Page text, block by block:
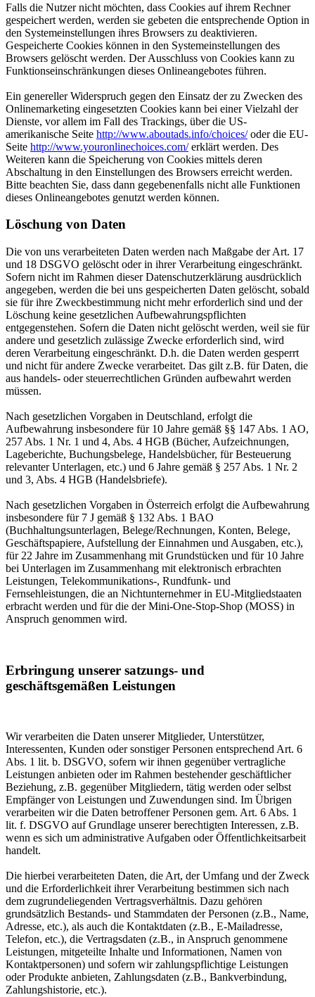
Falls die Nutzer nicht möchten, dass Cookies auf ihrem Rechner
gespeichert werden, werden sie gebeten die entsprechende Option in
den Systemeinstellungen ihres Browsers zu deaktivieren.
Gespeicherte Cookies können in den Systemeinstellungen des
Browsers gelöscht werden. Der Ausschluss von Cookies kann zu
Funktionseinschränkungen dieses Onlineangebotes führen.
Ein genereller Widerspruch gegen den Einsatz der zu Zwecken des
Onlinemarketing eingesetzten Cookies kann bei einer Vielzahl der
Dienste, vor allem im Fall des Trackings, über die US-
amerikanische Seite http://www.aboutads.info/choices/oder die EU-
Seite http://www.youronlinechoices.com/erklärt werden. Des
Weiteren kann die Speicherung von Cookies mittels deren
Abschaltung in den Einstellungen des Browsers erreicht werden.
Bitte beachten Sie, dass dann gegebenenfalls nicht alle Funktionen
dieses Onlineangebotes genutzt werden können.
Löschung von Daten
Die von uns verarbeiteten Daten werden nach Maßgabe der Art. 17
und 18 DSGVO gelöscht oder in ihrer Verarbeitung eingeschränkt.
Sofern nicht im Rahmen dieser Datenschutzerklärung ausdrücklich
angegeben, werden die bei uns gespeicherten Daten gelöscht, sobald
sie für ihre Zweckbestimmung nicht mehr erforderlich sind und der
Löschung keine gesetzlichen Aufbewahrungspflichten
entgegenstehen. Sofern die Daten nicht gelöscht werden, weil sie für
andere und gesetzlich zulässige Zwecke erforderlich sind, wird
deren Verarbeitung eingeschränkt. D.h. die Daten werden gesperrt
und nicht für andere Zwecke verarbeitet. Das gilt z.B. für Daten, die
aus handels- oder steuerrechtlichen Gründen aufbewahrt werden
müssen.
Nach gesetzlichen Vorgaben in Deutschland, erfolgt die
Aufbewahrung insbesondere für 10 Jahre gemäß §§ 147 Abs. 1 AO,
257 Abs. 1 Nr. 1 und 4, Abs. 4 HGB (Bücher, Aufzeichnungen,
Lageberichte, Buchungsbelege, Handelsbücher, für Besteuerung
relevanter Unterlagen, etc.) und 6 Jahre gemäß § 257 Abs. 1 Nr. 2
und 3, Abs. 4 HGB (Handelsbriefe).
Nach gesetzlichen Vorgaben in Österreich erfolgt die Aufbewahrung
insbesondere für 7 J gemäß § 132 Abs. 1 BAO
(Buchhaltungsunterlagen, Belege/Rechnungen, Konten, Belege,
Geschäftspapiere, Aufstellung der Einnahmen und Ausgaben, etc.),
für 22 Jahre im Zusammenhang mit Grundstücken und für 10 Jahre
bei Unterlagen im Zusammenhang mit elektronisch erbrachten
Leistungen, Telekommunikations-, Rundfunk- und
Fernsehleistungen, die an Nichtunternehmer in EU-Mitgliedstaaten
erbracht werden und für die der Mini-One-Stop-Shop (MOSS) in
Anspruch genommen wird.
Erbringung unserer satzungs- und
geschäftsgemäßen Leistungen
Wir verarbeiten die Daten unserer Mitglieder, Unterstützer,
Interessenten, Kunden oder sonstiger Personen entsprechend Art. 6
Abs. 1 lit. b. DSGVO, sofern wir ihnen gegenüber vertragliche
Leistungen anbieten oder im Rahmen bestehender geschäftlicher
Beziehung, z.B. gegenüber Mitgliedern, tätig werden oder selbst
Empfänger von Leistungen und Zuwendungen sind. Im Übrigen
verarbeiten wir die Daten betroffener Personen gem. Art. 6 Abs. 1
lit. f. DSGVO auf Grundlage unserer berechtigten Interessen, z.B.
wenn es sich um administrative Aufgaben oder Öffentlichkeitsarbeit
handelt.
Die hierbei verarbeiteten Daten, die Art, der Umfang und der Zweck
und die Erforderlichkeit ihrer Verarbeitung bestimmen sich nach
dem zugrundeliegenden Vertragsverhältnis. Dazu gehören
grundsätzlich Bestands- und Stammdaten der Personen (z.B., Name,
Adresse, etc.), als auch die Kontaktdaten (z.B., E-Mailadresse,
Telefon, etc.), die Vertragsdaten (z.B., in Anspruch genommene
Leistungen, mitgeteilte Inhalte und Informationen, Namen von
Kontaktpersonen) und sofern wir zahlungspflichtige Leistungen
oder Produkte anbieten, Zahlungsdaten (z.B., Bankverbindung,
Zahlungshistorie, etc.).